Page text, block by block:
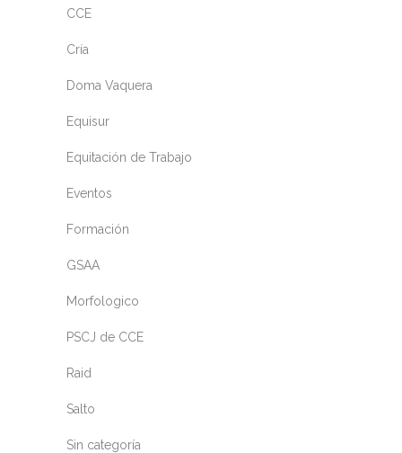
CCE
Cría
Doma Vaquera
Equisur
Equitación de Trabajo
Eventos
Formación
GSAA
Morfologico
PSCJ de CCE
Raid
Salto
Sin categoría